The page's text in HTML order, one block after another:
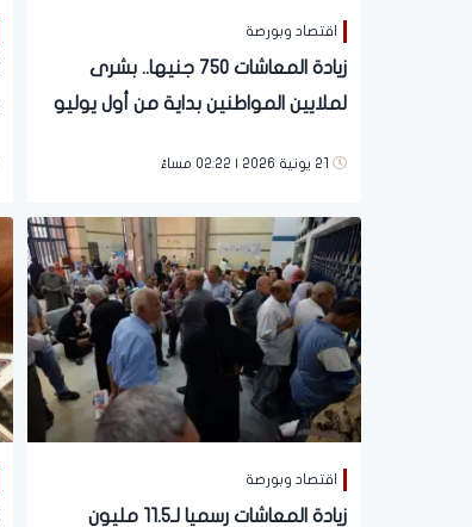
اقتصاد وبورصة
زيادة المعاشات 750 جنيها.. بشرى
لملايين المواطنين بداية من أول يوليو
21 يونية 2026 | 02:22 مساءً
اقتصاد وبورصة
زيادة المعاشات رسميا لـ11.5 مليون